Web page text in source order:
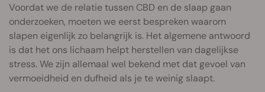
Voordat we de relatie tussen CBD en de slaap gaan
onderzoeken, moeten we eerst bespreken waarom
slapen eigenlijk zo belangrijk is. Het algemene antwoord
is dat het ons lichaam helpt herstellen van dagelijkse
stress. We zijn allemaal wel bekend met dat gevoel van
vermoeidheid en dufheid als je te weinig slaapt.